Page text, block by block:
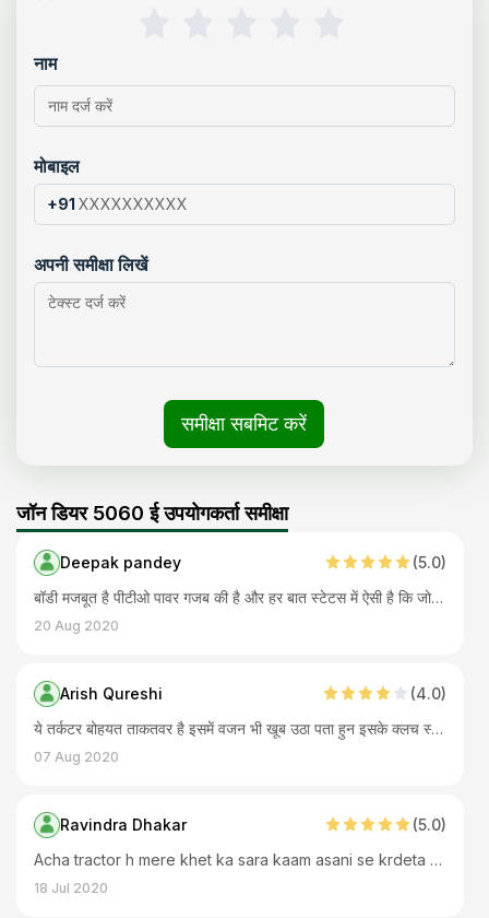
नाम
मोबाइल
+91
अपनी समीक्षा लिखें
समीक्षा सबमिट करें
जॉन डियर 5060 ई उपयोगकर्ता समीक्षा
Deepak pandey (5.0)
बॉडी मजबूत है पीटीओ पावर गजब की है और हर बात स्टेटस में ऐसी है कि जो आप चाहते हो वही मिलेगा। 60 एचपी में क्या मतलब है कोई चीज इंप्लीमेंट छूट नहीं रहा है कि इसके साथ ना चले। और चेक्स थाने सेक्टर में आराम है ट्रैक्टर ट्रैक्टर जो तक का दिखता है जॉन डीयर का, बहुत आनंद दयाईक है।
20 Aug 2020
Arish Qureshi (4.0)
ये तर्कटर बोहयत ताकतवर है इसमें वजन भी खूब उठा पता हुन इसके क्लच स्टीयरिंग बरेअक सब एकदम आराम से चलते अभी तक कोई दिक्कत नही आई मेरी जमीन बड़ी है पर भट जल्दी काम हो जाता इससे
07 Aug 2020
Ravindra Dhakar (5.0)
Acha tractor h mere khet ka sara kaam asani se krdeta h engine bhi badhiya h aur brakes bhi ache tyre ke sath aata h, kuch mhine phele liya tha aur abhi tk ache se kaam krta h|
18 Jul 2020